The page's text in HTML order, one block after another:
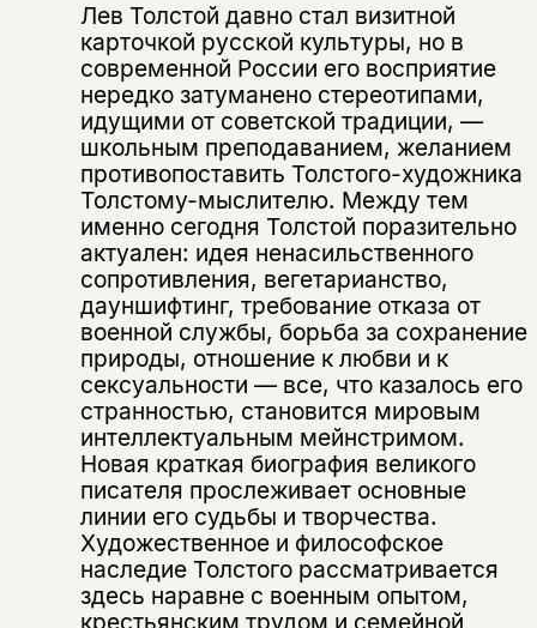
Лев Толстой давно стал визитной
карточкой русской культуры, но в
современной России его восприятие
нередко затуманено стереотипами,
идущими от советской традиции, —
школьным преподаванием, желанием
противопоставить Толстого-художника
Толстому-мыслителю. Между тем
именно сегодня Толстой поразительно
актуален: идея ненасильственного
сопротивления, вегетарианство,
дауншифтинг, требование отказа от
военной службы, борьба за сохранение
природы, отношение к любви и к
сексуальности ― все, что казалось его
странностью, становится мировым
интеллектуальным мейнстримом.
Новая краткая биография великого
писателя прослеживает основные
линии его судьбы и творчества.
Художественное и философское
наследие Толстого рассматривается
здесь наравне с военным опытом,
Этой книги временно
нет в продаже.